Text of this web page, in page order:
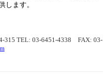
します。
315 TEL: 03-6451-4338 FAX: 03-